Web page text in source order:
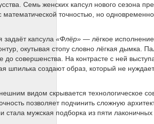
Семь женских капсул нового сезона
математической точностью, но
задаёт капсула «Флёр» — лёгкое
окутывая стопу словно лёгкая дымка.
до совершенства. На контрасте с ней
шпилька создают образ, который не
видом скрывается технологическое
позволяет подчинить сложную
стала мужская подборка из пяти